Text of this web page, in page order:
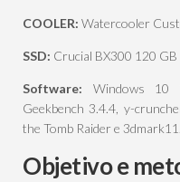
COOLER: Watercooler
SSD: Crucial BX300 120
Software: Windows 10
Geekbench 3.4.4, y-
the Tomb Raider e 3dmark11.
Objetivo e